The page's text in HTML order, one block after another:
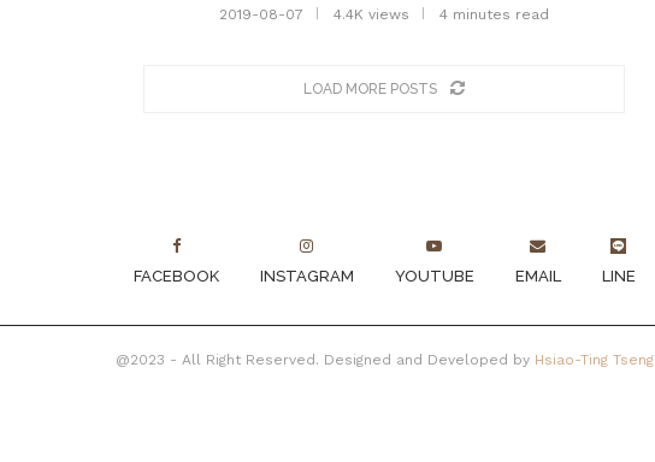
2019-08-07 4.4K views 4 minutes read
LOAD MORE POSTS
FACEBOOK INSTAGRAM YOUTUBE EMAIL LINE
@2023 - All Right Reserved. Designed and Developed by Hsiao-Ting Tseng